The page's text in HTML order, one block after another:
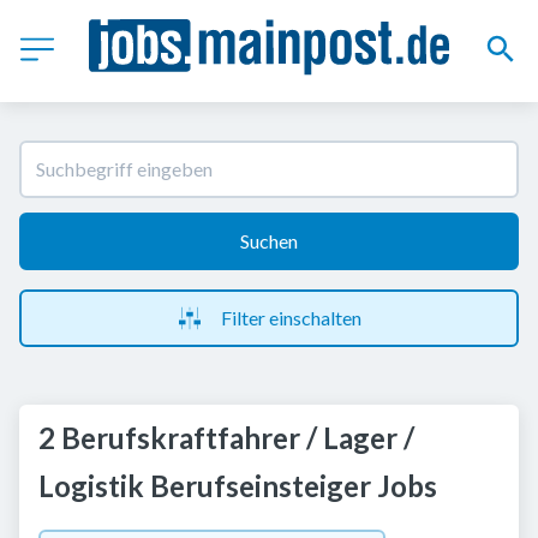
Suchen
Filter einschalten
2 Berufskraftfahrer / Lager /
Logistik Berufseinsteiger Jobs